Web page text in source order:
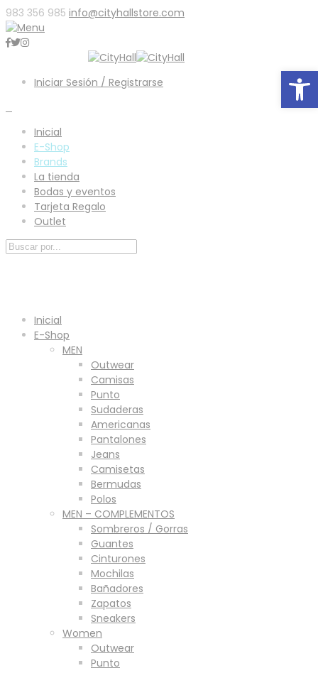
983 356 985 info@cityhallstore.com
Iniciar Sesión / Registrarse
Inicial
E-Shop
Brands
La tienda
Bodas y eventos
Tarjeta Regalo
Outlet
Inicial
E-Shop
MEN
Outwear
Camisas
Punto
Sudaderas
Americanas
Pantalones
Jeans
Camisetas
Bermudas
Polos
MEN – COMPLEMENTOS
Sombreros / Gorras
Guantes
Cinturones
Mochilas
Bañadores
Zapatos
Sneakers
Women
Outwear
Punto